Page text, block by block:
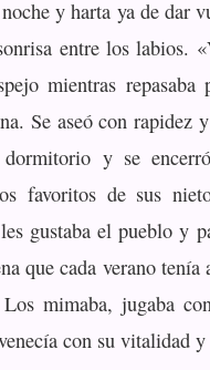
y harta ya de dar
entre los labios.
mientras
Se aseó con
y se
favoritos de sus
gustaba el pueblo y
que cada verano
mimaba, jugaba
con su vitalidad y